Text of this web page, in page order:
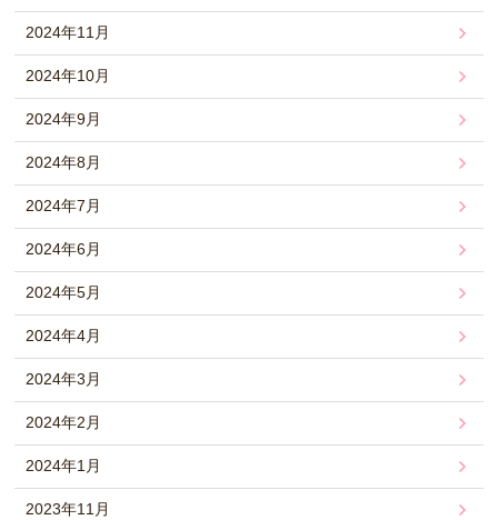
2024年11月
2024年10月
2024年9月
2024年8月
2024年7月
2024年6月
2024年5月
2024年4月
2024年3月
2024年2月
2024年1月
2023年11月